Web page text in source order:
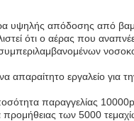
υψηλής απόδοσης από
ότι ο αέρας που
απαραίτητο εργαλείο
παραγγελίας
των 5000